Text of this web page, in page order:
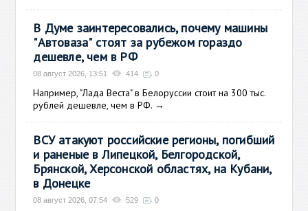
В Думе заинтересовались, почему машины
"Автоваза" стоят за рубежом гораздо
дешевле, чем в РФ
08 август 2026, 13:51 414 0
Например, "Лада Веста" в Белоруссии стоит на 300 тыс.
рублей дешевле, чем в РФ. →
ВСУ атакуют российские регионы, погибший
и раненые в Липецкой, Белгородской,
Брянской, Херсонской областях, на Кубани,
в Донецке
08 август 2026, 07:54 529 0